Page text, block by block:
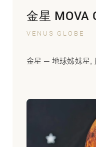
金星 MOVA
VENUS GLOBE
金星 ─ 地球姊妹星,